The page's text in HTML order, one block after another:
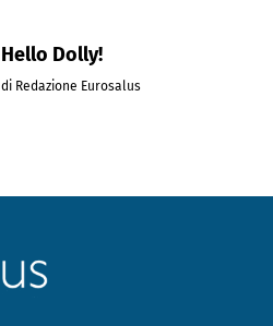
Hello Dolly!
di Redazione Eurosalus